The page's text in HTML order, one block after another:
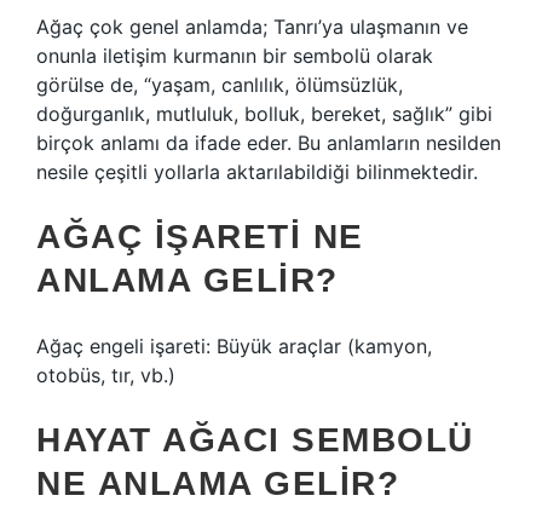
Ağaç çok genel anlamda; Tanrı’ya ulaşmanın ve
onunla iletişim kurmanın bir sembolü olarak
görülse de, “yaşam, canlılık, ölümsüzlük,
doğurganlık, mutluluk, bolluk, bereket, sağlık” gibi
birçok anlamı da ifade eder. Bu anlamların nesilden
nesile çeşitli yollarla aktarılabildiği bilinmektedir.
AĞAÇ IŞARETI NE
ANLAMA GELIR?
Ağaç engeli işareti: Büyük araçlar (kamyon,
otobüs, tır, vb.)
HAYAT AĞACI SEMBOLÜ
NE ANLAMA GELIR?